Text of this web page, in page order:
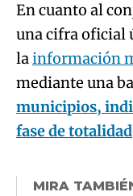
En cuanto al
una cifra oficial
lainformación
mediante una
municipios,
fase de totalidad
MIRA